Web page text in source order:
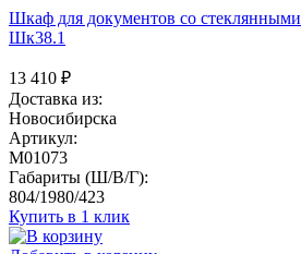
Шкаф для документов со
Шк38.1
13 410 ₽
Доставка из:
Новосибирска
Артикул:
M01073
Габариты (Ш/В/Г):
804/1980/423
Купить в 1 клик